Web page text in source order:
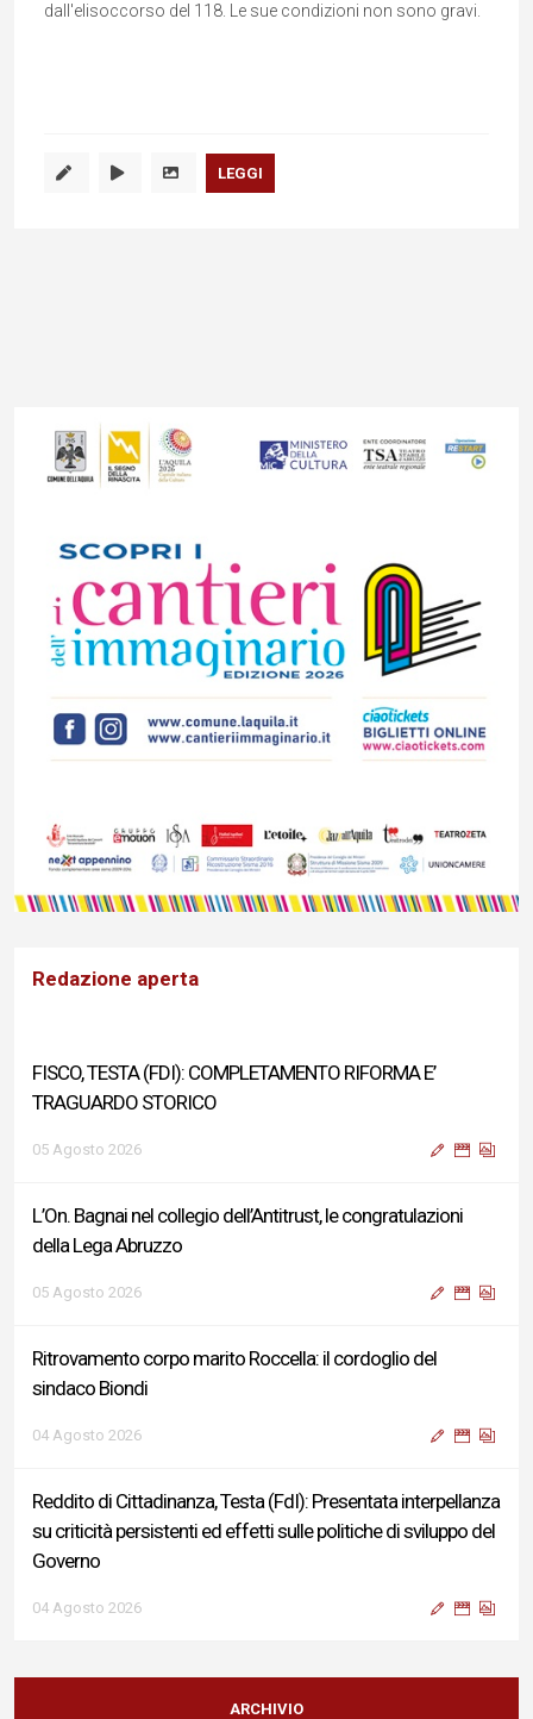
dall'elisoccorso del 118. Le sue condizioni non sono gravi.
LEGGI
Redazione aperta
FISCO, TESTA (FDI): COMPLETAMENTO RIFORMA E’
TRAGUARDO STORICO
05 Agosto 2026
L’On. Bagnai nel collegio dell’Antitrust, le congratulazioni
della Lega Abruzzo
05 Agosto 2026
Ritrovamento corpo marito Roccella: il cordoglio del
sindaco Biondi
04 Agosto 2026
Reddito di Cittadinanza, Testa (FdI): Presentata interpellanza
su criticità persistenti ed effetti sulle politiche di sviluppo del
Governo
04 Agosto 2026
Sigismondi, Liris e Testa: “Profondo cordoglio e vicinanza al
Ministro Roccella e alla sua famiglia”
ARCHIVIO